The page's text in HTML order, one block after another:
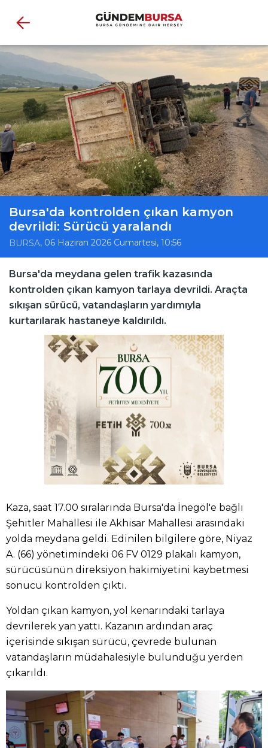
Bursa'da kontrolden çıkan kamyon
devrildi: Sürücü yaralandı
BURSA, 06 Haziran 2026 Cumartesi, 10:56
Bursa'da meydana gelen trafik kazasında
kontrolden çıkan kamyon tarlaya devrildi. Araçta
sıkışan sürücü, vatandaşların yardımıyla
kurtarılarak hastaneye kaldırıldı.
Kaza, saat 17.00 sıralarında Bursa'da İnegöl'e bağlı
Şehitler Mahallesi ile Akhisar Mahallesi arasındaki
yolda meydana geldi. Edinilen bilgilere göre, Niyaz
A. (66) yönetimindeki 06 FV 0129 plakalı kamyon,
sürücüsünün direksiyon hakimiyetini kaybetmesi
sonucu kontrolden çıktı.
Yoldan çıkan kamyon, yol kenarındaki tarlaya
devrilerek yan yattı. Kazanın ardından araç
içerisinde sıkışan sürücü, çevrede bulunan
vatandaşların müdahalesiyle bulunduğu yerden
çıkarıldı.